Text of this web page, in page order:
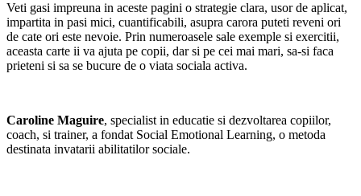
Veti gasi impreuna in aceste pagini o strategie clara, usor de aplicat,
impartita in pasi mici, cuantificabili, asupra carora puteti reveni ori
de cate ori este nevoie. Prin numeroasele sale exemple si exercitii,
aceasta carte ii va ajuta pe copii, dar si pe cei mai mari, sa-si faca
prieteni si sa se bucure de o viata sociala activa.
Caroline Maguire, specialist in educatie si dezvoltarea copiilor,
coach, si trainer, a fondat Social Emotional Learning, o metoda
destinata invatarii abilitatilor sociale.